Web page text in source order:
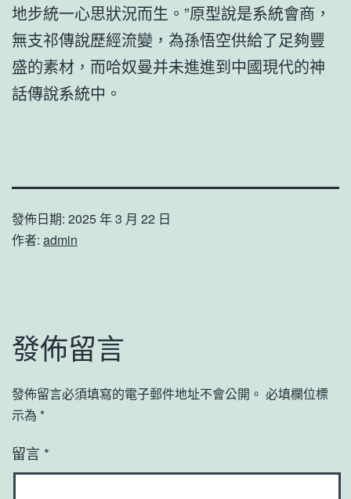
地步統一心思狀況而生。”原型說是系統會商，
無支祁傳說歷經流變，為孫悟空供給了足夠豐
盛的素材，而哈奴曼并未進進到中國現代的神
話傳說系統中。
發佈日期: 2025 年 3 月 22 日
作者: admin
發佈留言
發佈留言必須填寫的電子郵件地址不會公開。 必填欄位標
示為 *
留言 *